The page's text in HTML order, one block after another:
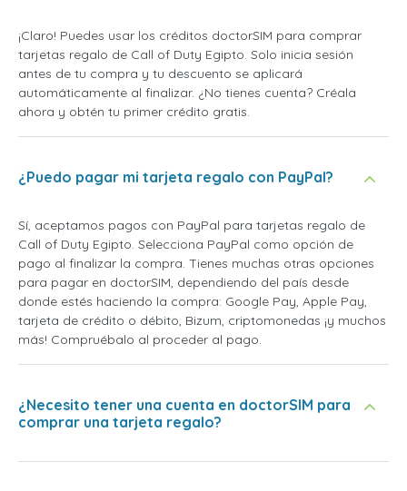
¡Claro! Puedes usar los créditos doctorSIM para comprar
tarjetas regalo de Call of Duty Egipto. Solo inicia sesión
antes de tu compra y tu descuento se aplicará
automáticamente al finalizar. ¿No tienes cuenta? Créala
ahora y obtén tu primer crédito gratis.
¿Puedo pagar mi tarjeta regalo con PayPal?
Sí, aceptamos pagos con PayPal para tarjetas regalo de
Call of Duty Egipto. Selecciona PayPal como opción de
pago al finalizar la compra. Tienes muchas otras opciones
para pagar en doctorSIM, dependiendo del país desde
donde estés haciendo la compra: Google Pay, Apple Pay,
tarjeta de crédito o débito, Bizum, criptomonedas ¡y muchos
más! Compruébalo al proceder al pago.
¿Necesito tener una cuenta en doctorSIM para
comprar una tarjeta regalo?